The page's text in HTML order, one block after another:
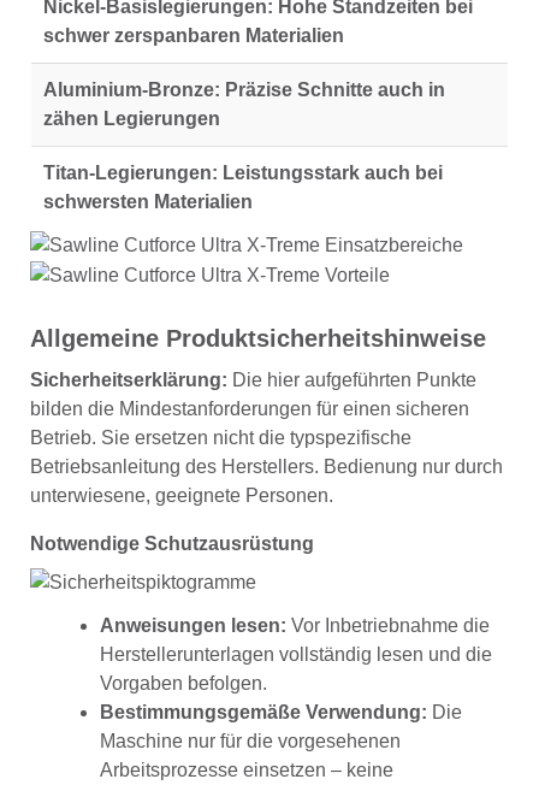
Nickel-Basislegierungen: Hohe Standzeiten bei
schwer zerspanbaren Materialien
Aluminium-Bronze: Präzise Schnitte auch in
zähen Legierungen
Titan-Legierungen: Leistungsstark auch bei
schwersten Materialien
Allgemeine Produktsicherheitshinweise
Sicherheitserklärung: Die hier aufgeführten Punkte
bilden die Mindestanforderungen für einen sicheren
Betrieb. Sie ersetzen nicht die typspezifische
Betriebsanleitung des Herstellers. Bedienung nur durch
unterwiesene, geeignete Personen.
Notwendige Schutzausrüstung
Anweisungen lesen: Vor Inbetriebnahme die
Herstellerunterlagen vollständig lesen und die
Vorgaben befolgen.
Bestimmungsgemäße Verwendung: Die
Maschine nur für die vorgesehenen
Arbeitsprozesse einsetzen – keine